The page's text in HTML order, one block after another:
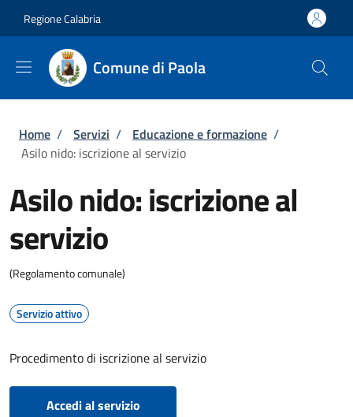
Regione Calabria
Comune di Paola
Briciole di pane
Home / Servizi / Educazione e formazione /
Asilo nido: iscrizione al servizio
Asilo nido: iscrizione al
servizio
(Regolamento comunale)
Servizio attivo
Procedimento di iscrizione al servizio
Accedi al servizio